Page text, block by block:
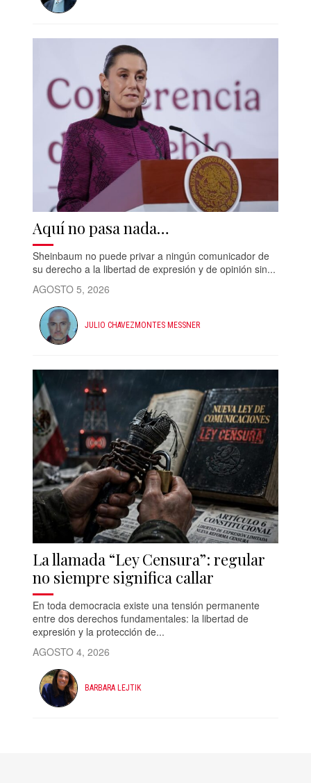
Aquí no pasa nada…
Sheinbaum no puede privar a ningún comunicador de
su derecho a la libertad de expresión y de opinión sin...
AGOSTO 5, 2026
JULIO CHAVEZMONTES MESSNER
La llamada “Ley Censura”: regular
no siempre significa callar
En toda democracia existe una tensión permanente
entre dos derechos fundamentales: la libertad de
expresión y la protección de...
AGOSTO 4, 2026
BARBARA LEJTIK